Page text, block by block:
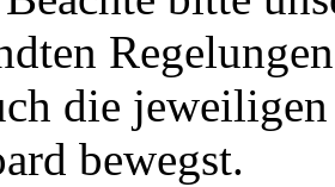
die
bewegst.